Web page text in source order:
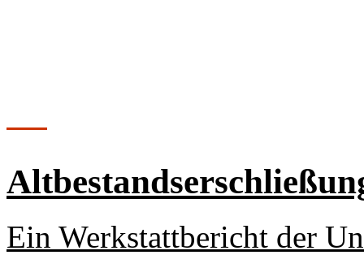
Ein Werkstattbericht der